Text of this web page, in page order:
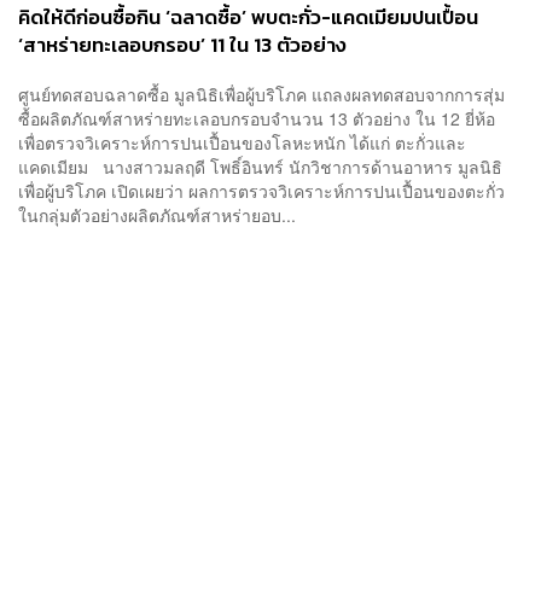
คิดให้ดีก่อนซื้อกิน ‘ฉลาดซื้อ’ พบตะกั่ว-แคดเมียมปนเปื้อน
‘สาหร่ายทะเลอบกรอบ’ 11 ใน 13 ตัวอย่าง
ศูนย์ทดสอบฉลาดซื้อ มูลนิธิเพื่อผู้บริโภค แถลงผลทดสอบจากการสุ่ม
ซื้อผลิตภัณฑ์สาหร่ายทะเลอบกรอบจำนวน 13 ตัวอย่าง ใน 12 ยี่ห้อ
เพื่อตรวจวิเคราะห์การปนเปื้อนของโลหะหนัก ได้แก่ ตะกั่วและ
แคดเมียม นางสาวมลฤดี โพธิ์อินทร์ นักวิชาการด้านอาหาร มูลนิธิ
เพื่อผู้บริโภค เปิดเผยว่า ผลการตรวจวิเคราะห์การปนเปื้อนของตะกั่ว
ในกลุ่มตัวอย่างผลิตภัณฑ์สาหร่ายอบ...